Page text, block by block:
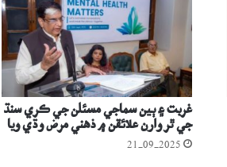
غربت ۽ ٻين سماجي مسئلن جي ڪري سنڌ
جي ٿر وارن علائقن ۾ ذھني مرض وڌي ويا
21-09-2025